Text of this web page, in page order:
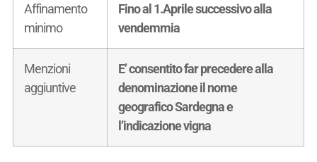
Affinamento
minimo
Fino al 1.Aprile successivo alla
vendemmia
Menzioni
aggiuntive
E’ consentito far precedere alla
denominazione il nome
geografico Sardegna e
l’indicazione vigna